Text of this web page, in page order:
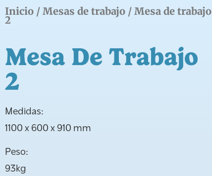
Inicio / Mesas de trabajo / Mesa de trabajo
2
Mesa De Trabajo
2
Medidas:
1100 x 600 x 910 mm
Peso:
93kg